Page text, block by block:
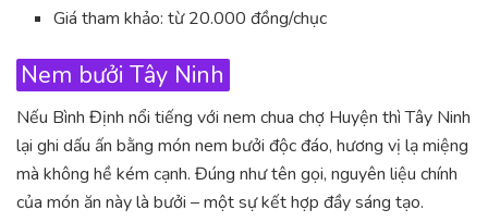
Giá tham khảo: từ 20.000 đồng/chục
Nem bưởi Tây Ninh
Nếu Bình Định nổi tiếng với nem chua chợ Huyện thì Tây Ninh
lại ghi dấu ấn bằng món nem bưởi độc đáo, hương vị lạ miệng
mà không hề kém cạnh. Đúng như tên gọi, nguyên liệu chính
của món ăn này là bưởi – một sự kết hợp đầy sáng tạo.